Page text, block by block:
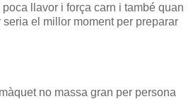
llavor i força carn i també quan
el millor moment per preparar
no massa gran per persona